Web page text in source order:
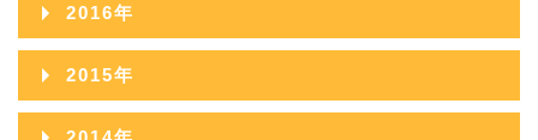
2022年05月
2021年06月
2021年05月
2020年08月
2020年07月
2020年06月
2019年09月
2019年08月
2019年07月
2018年10月
2018年09月
2017年11月
2017年10月
2016年
2016年12月
2016年11月
2015年
2015年12月